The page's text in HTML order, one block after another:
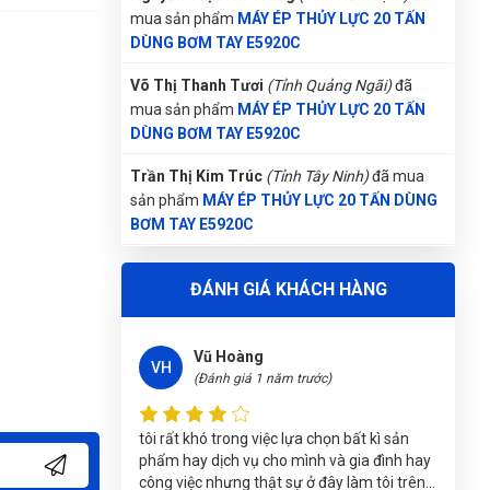
mua sản phẩm MÁY ÉP THỦY LỰC 20 TẤN
DÙNG BƠM TAY E5920C
Trần Thị Kim Trúc (Tỉnh Tây Ninh)đã mua
sản phẩm MÁY ÉP THỦY LỰC 20 TẤN DÙNG
BƠM TAY E5920C
Đặng Thị Thúy (Tỉnh Nghệ An)đã mua sản
phẩmMÁY ÉP THỦY LỰC 20 TẤN DÙNG
BƠM TAY E5920C
Nguyễn Văn Trung(Tỉnh Yên Bái)đã mua sản
MÁY ÉP THỦY LỰC 20 TẤN DÙNG
BƠM TAY E5920C
Nguyễn Tuấn An (Tỉnh Phú Yên)
phẩm
MÁY ÉP THỦY LỰC 20 TẤN DÙNG
BƠM TAY E5920C
Trương Thị Phượng Hằng (Tỉnh Đồng Nai)
mua sản phẩm
MÁY ÉP THỦY LỰC 20 TẤN
ĐÁNH GIÁ KHÁCH HÀNG
(Đánh giá 1 năm trước)
VH
Vũ Hoàng
(Đánh giá 1 năm trước)
phẩm hay dịch vụ cho mình và gia đình hay
công việc nhưng thật sự ở đây làm tôi trên
cả hài lòng
TL
Thảo Liên
(Đánh giá 1 năm trước)
Được người quen PR nhờ lên web thấy dịch
vụ ok. Nên đến trải ngiệm luôn